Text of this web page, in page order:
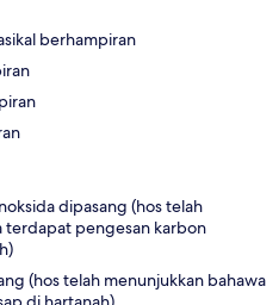
berhampiran
dipasang (hos telah
terdapat pengesan karbon
(hos telah menunjukkan bahawa